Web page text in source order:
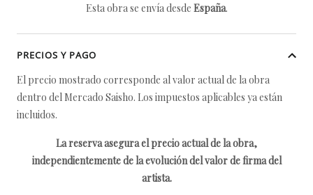
Esta obra se envía desde España.
PRECIOS Y PAGO
El precio mostrado corresponde al valor actual de la obra
dentro del Mercado Saisho. Los impuestos aplicables ya están
incluidos.
La reserva asegura el precio actual de la obra,
independientemente de la evolución del valor de firma del
artista.